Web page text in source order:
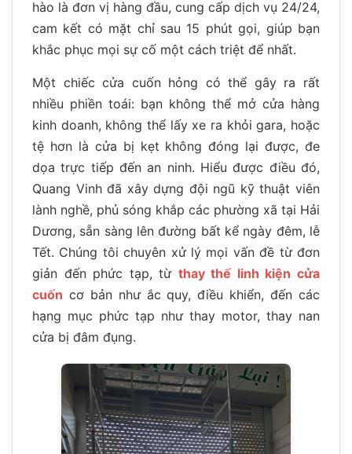
hào là đơn vị hàng đầu, cung cấp dịch vụ 24/24,
cam kết có mặt chỉ sau 15 phút gọi, giúp bạn
khắc phục mọi sự cố một cách triệt để nhất.
Một chiếc cửa cuốn hỏng có thể gây ra rất
nhiều phiền toái: bạn không thể mở cửa hàng
kinh doanh, không thể lấy xe ra khỏi gara, hoặc
tệ hơn là cửa bị kẹt không đóng lại được, đe
dọa trực tiếp đến an ninh. Hiểu được điều đó,
Quang Vinh đã xây dựng đội ngũ kỹ thuật viên
lành nghề, phủ sóng khắp các phường xã tại Hải
Dương, sẵn sàng lên đường bất kể ngày đêm, lễ
Tết. Chúng tôi chuyên xử lý mọi vấn đề từ đơn
giản đến phức tạp, từ thay thế linh kiện cửa
cuốn cơ bản như ắc quy, điều khiển, đến các
hạng mục phức tạp như thay motor, thay nan
cửa bị đâm đụng.